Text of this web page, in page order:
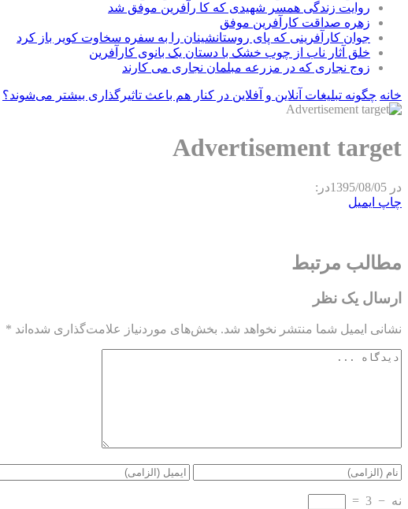
روایت زندگی همسر شهیدی که کا رآفرین موفق شد
زهره صداقت کارآفرین موفق
جوان کارآفرینی که پای روستانشینان را به سفره سخاوت کویر باز کرد
خلق آثار ناب از چوب خشک با دستان یک بانوی کارآفرین
زوج نجاری که در مزرعه مبلمان نجاری می کارند
خانه چگونه تبلیغات آنلاین و آفلاین در کنار هم باعث تاثیرگذاری بیشتر می‌شوند؟
Advertisement target
در 1395/08/05در:
چاپ ایمیل
مطالب مرتبط
ارسال یک نظر
نشانی ایمیل شما منتشر نخواهد شد. بخش‌های موردنیاز علامت‌گذاری شده‌اند *
نه −
3
=